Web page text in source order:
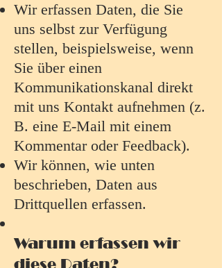
Wir erfassen Daten, die Sie
uns selbst zur Verfügung
stellen, beispielsweise, wenn
Sie über einen
Kommunikationskanal direkt
mit uns Kontakt aufnehmen (z.
B. eine E-Mail mit einem
Kommentar oder Feedback).
Wir können, wie unten
beschrieben, Daten aus
Drittquellen erfassen.
Warum erfassen wir
diese Daten?